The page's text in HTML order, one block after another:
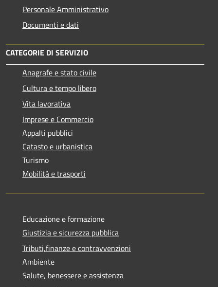
Personale Amministrativo
Documenti e dati
CATEGORIE DI SERVIZIO
Anagrafe e stato civile
Cultura e tempo libero
Vita lavorativa
Imprese e Commercio
Appalti pubblici
Catasto e urbanistica
Turismo
Mobilità e trasporti
Educazione e formazione
Giustizia e sicurezza pubblica
Tributi,finanze e contravvenzioni
Ambiente
Salute, benessere e assistenza